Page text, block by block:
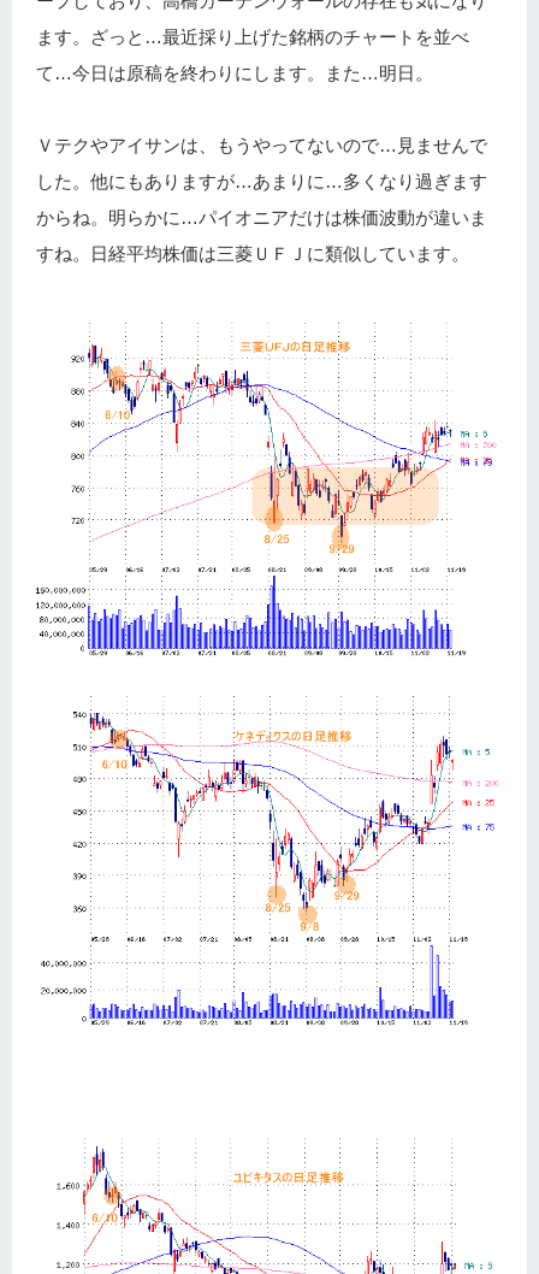
ます。ざっと…最近採り上げた銘柄のチャートを並べ
て…今日は原稿を終わりにします。また…明日。
Ｖテクやアイサンは、もうやってないので…見ませんで
した。他にもありますが…あまりに…多くなり過ぎます
からね。明らかに…パイオニアだけは株価波動が違いま
すね。日経平均株価は三菱ＵＦＪに類似しています。